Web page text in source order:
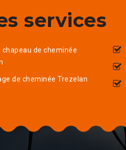
services
chapeau de cheminée
de cheminée Trezelan